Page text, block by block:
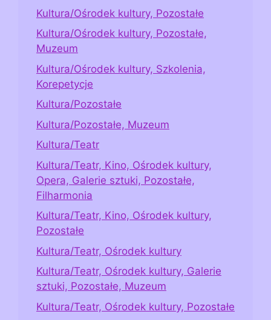
Kultura/Ośrodek kultury, Pozostałe
Kultura/Ośrodek kultury, Pozostałe,
Muzeum
Kultura/Ośrodek kultury, Szkolenia,
Korepetycje
Kultura/Pozostałe
Kultura/Pozostałe, Muzeum
Kultura/Teatr
Kultura/Teatr, Kino, Ośrodek kultury,
Opera, Galerie sztuki, Pozostałe,
Filharmonia
Kultura/Teatr, Kino, Ośrodek kultury,
Pozostałe
Kultura/Teatr, Ośrodek kultury
Kultura/Teatr, Ośrodek kultury, Galerie
sztuki, Pozostałe, Muzeum
Kultura/Teatr, Ośrodek kultury, Pozostałe